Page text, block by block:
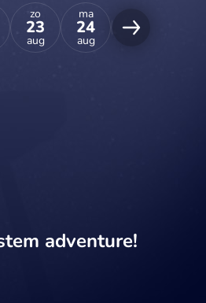
zo
23
aug
ma
24
aug
25
aug
adventure!